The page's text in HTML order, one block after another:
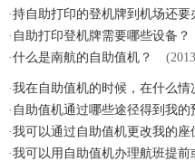
·持自助打印的登机牌到机场还要
· 自助打印登机牌需要哪些设备？
·什么是南航的自助值机？
·我在自助值机的时候，在什么情
· 自助值机通过哪些途径得到我的
·我可以通过自助值机更改我的座
·我可以用自助值机办理航班提前